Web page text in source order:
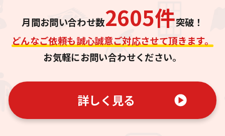
月間お問い合わせ数2605件突破！
どんなご依頼も誠心誠意ご対応させて頂きます。
お気軽にお問い合わせください。
詳しく見る